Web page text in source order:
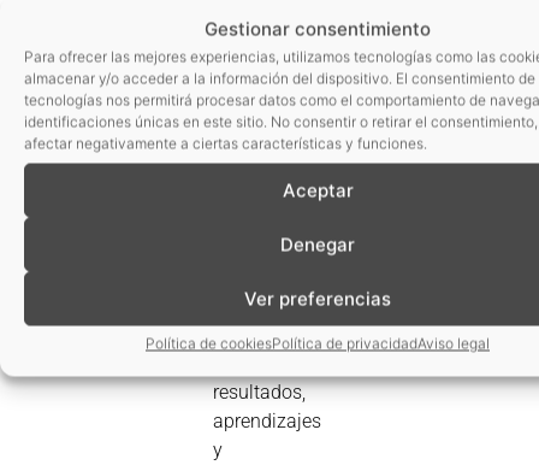
Gestionar consentimiento
Para ofrecer las mejores experiencias, utilizamos tecnologías como las
almacenar y/o acceder a la información del dispositivo. El consentimiento de
tecnologías nos permitirá procesar datos como el comportamiento de
identificaciones únicas en este sitio. No consentir o retirar el
afectar negativamente a ciertas características y funciones.
Aceptar
Denegar
Ver preferencias
Política de cookiesPolítica de privacidadAviso legal
Consejo
Rector
presentaron
algunos
de los
proyectos
desarrollados
apoyo
de AINIA,
resultados,
aprendizajes
y